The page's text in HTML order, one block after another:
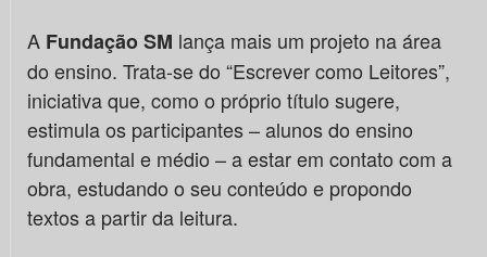
A Fundação SM lança mais um projeto na área
do ensino. Trata-se do “Escrever como Leitores”,
iniciativa que, como o próprio título sugere,
estimula os participantes – alunos do ensino
fundamental e médio – a estar em contato com a
obra, estudando o seu conteúdo e propondo
textos a partir da leitura.